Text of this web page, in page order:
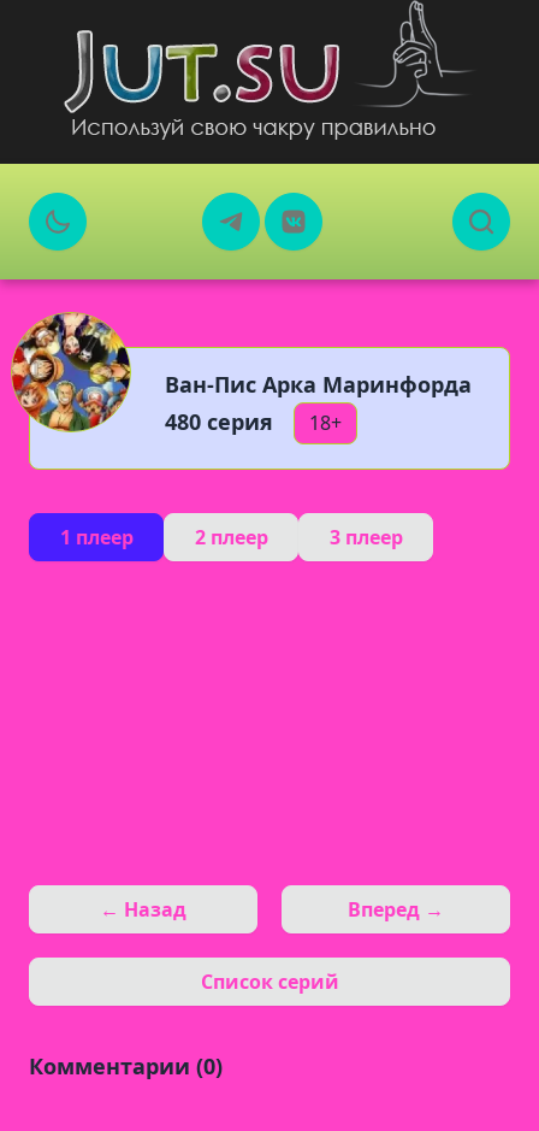
Ван-Пис Арка Маринфорда
480 серия
18+
1 плеер 2 плеер 3 плеер
← Назад
Список серий
Вперед →
Комментарии (0)